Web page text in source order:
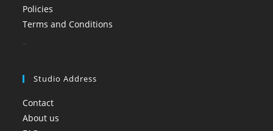
Policies
Terms and Conditions
Studio Address
Contact
About us